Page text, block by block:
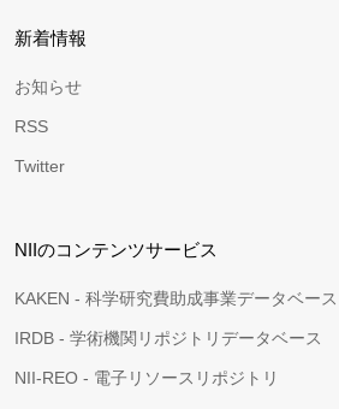
新着情報
お知らせ
RSS
Twitter
NIIのコンテンツサービス
KAKEN - 科学研究費助成事業データベース
IRDB - 学術機関リポジトリデータベース
NII-REO - 電子リソースリポジトリ